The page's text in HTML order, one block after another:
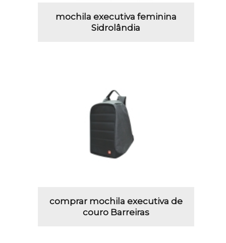
mochila executiva feminina
Sidrolândia
comprar mochila executiva de
couro Barreiras